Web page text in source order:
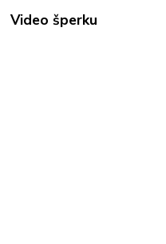
Video šperku